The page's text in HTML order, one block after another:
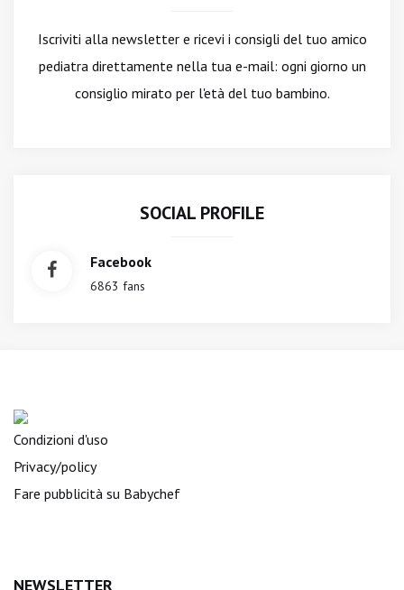
Iscriviti alla newslettere ricevi i consigli del tuo amico
pediatra direttamente nella tua e-mail: ogni giorno un
consiglio mirato per l'età del tuo bambino.
SOCIAL PROFILE
Facebook
6863 fans
Condizioni d'uso
Privacy/policy
Fare pubblicità su Babychef
NEWSLETTER